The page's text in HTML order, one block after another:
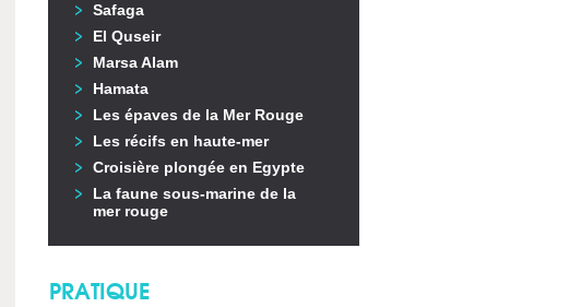
Safaga
El Quseir
Marsa Alam
Hamata
Les épaves de la Mer Rouge
Les récifs en haute-mer
Croisière plongée en Egypte
La faune sous-marine de la
mer rouge
PRATIQUE